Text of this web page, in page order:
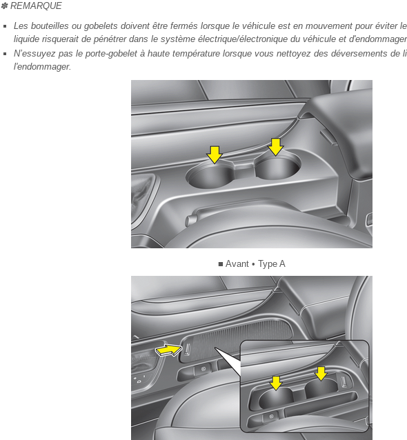
✽ REMARQUE
Les bouteilles ou gobelets doivent être fermés lorsque le véhicule est en mouvement pour éviter
liquide risquerait de pénétrer dans le système électrique/électronique du véhicule et
N’essuyez pas le porte-gobelet à haute température lorsque vous nettoyez des déversements de
l'endommager.
■ Avant • Type A